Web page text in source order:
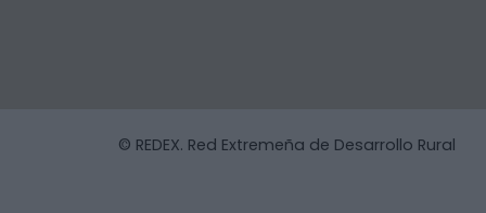
© REDEX. Red Extremeña de Desarrollo Rural